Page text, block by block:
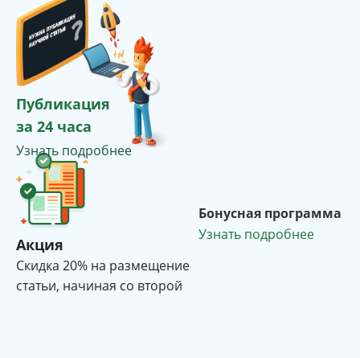
Публикация
за 24 часа
Узнать подробнее
Акция
Cкидка 20% на размещение
статьи, начиная со второй
Бонусная программа
Узнать подробнее